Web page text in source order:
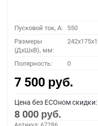
Пусковой ток, A: 550
Размеры
(ДхШхВ), мм:
Полярность: 0
7 500 руб.
Цена без ECOном скидки:
8 000 руб.